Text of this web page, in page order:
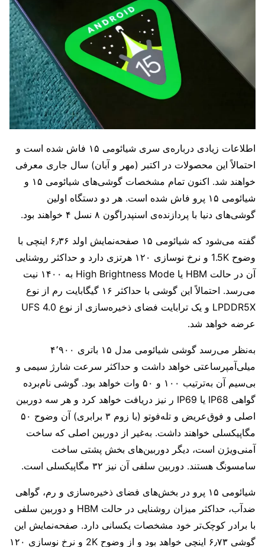
اطلاعات زیادی درباره‌ی سری شیائومی ۱۵ فاش شده است و
احتمالاً این محصولات در اکتبر (مهر و آبان) سال جاری معرفی
خواهند شد. اکنون تمام مشخصات گوشی‌های شیائومی ۱۵ و
شیائومی ۱۵ پرو فاش شده است. هر دو دستگاه اولین
گوشی‌های دنیا با پردازنده‌ی اسنپدراگون ۸ نسل ۴ خواهند بود.
گفته می‌شود که شیائومی ۱۵ صفحه‌نمایش اولد ۶٫۳۶ اینچی با
وضوح 1.5K و نرخ نوسازی ۱۲۰ هرتزی دارد و حداکثر روشنایی
آن در حالت HBM یا High Brightness Mode به ۱۴۰۰ نیت
می‌رسد. احتمالاً این گوشی با حداکثر ۱۶ گیگابایت رم از نوع
LPDDR5X و یک ترابایت فضای ذخیره‌سازی از نوع UFS 4.0
عرضه خواهد شد.
به‌نظر می‌رسد گوشی شیائومی مدل ۱۵ باتری ۴٬۹۰۰
میلی‌آمپرساعتی خواهد داشت و حداکثر سرعت شارژ سیمی و
بی‌سیم آن به‌ترتیب ۱۰۰ و ۵۰ وات خواهد بود. گوشی نام‌برده
گواهی IP68 یا IP69 ر نیز دریافت خواهد کرد و هر سه دوربین
اصلی و فوق‌عریض و تله‌فوتو (با زوم ۳ برابری) آن وضوح ۵۰
مگاپیکسلی خواهند داشت. به‌غیر از دوربین اصلی که ساخت
آمنی‌ویژن است، دیگر دوربین‌های بخش پشتی ساخت
سامسونگ هستند. دوربین سلفی آن نیز ۳۲ مگاپیکسلی است.
شیائومی ۱۵ پرو در بخش‌های فضای ذخیره‌سازی و رم، گواهی
ضدآب، حداکثر میزان روشنایی در حالت HBM و دوربین سلفی
با برادر کوچک‌تر خود مشخصات یکسانی دارد. صفحه‌نمایش این
گوشی ۶٫۷۳ اینچی خواهد بود و از وضوح 2K و نرخ نوسازی ۱۲۰